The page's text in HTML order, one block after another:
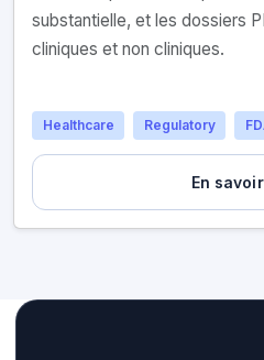
substantielle, et les dossiers
cliniques et non cliniques.
Healthcare Regulatory
En